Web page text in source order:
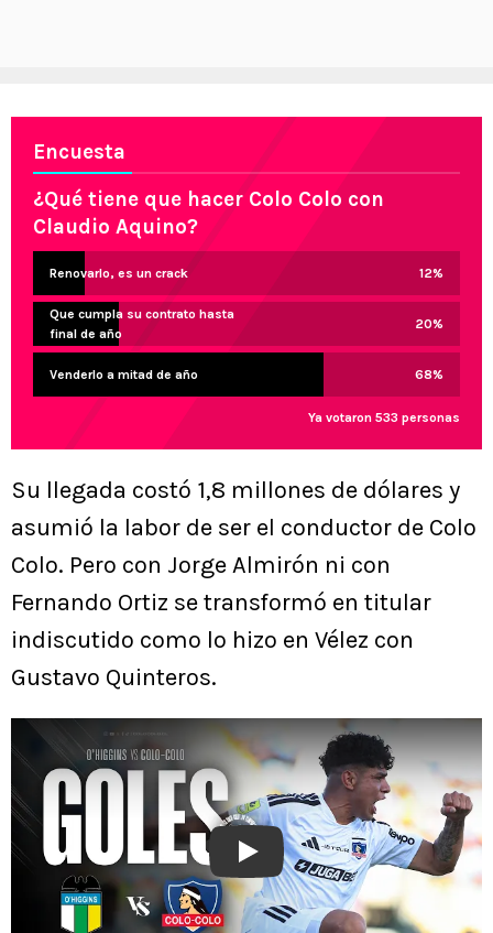
Encuesta
¿Qué tiene que hacer Colo Colo con
Claudio Aquino?
Renovarlo, es un crack 12%
Que cumpla su contrato hasta
final de año
20%
Venderlo a mitad de año 68%
Ya votaron 533 personas
Su llegada costó 1,8 millones de dólares y
asumió la labor de ser el conductor de Colo
Colo. Pero con Jorge Almirón ni con
Fernando Ortiz se transformó en titular
indiscutido como lo hizo en Vélez con
Gustavo Quinteros.
Play